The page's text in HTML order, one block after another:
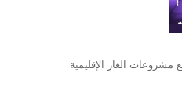
الغاز الإقليمية